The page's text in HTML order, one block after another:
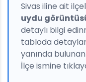
Sivas iline ait
uydu
detaylı bilgi
tabloda
yanında bulunan
İlçe ismine